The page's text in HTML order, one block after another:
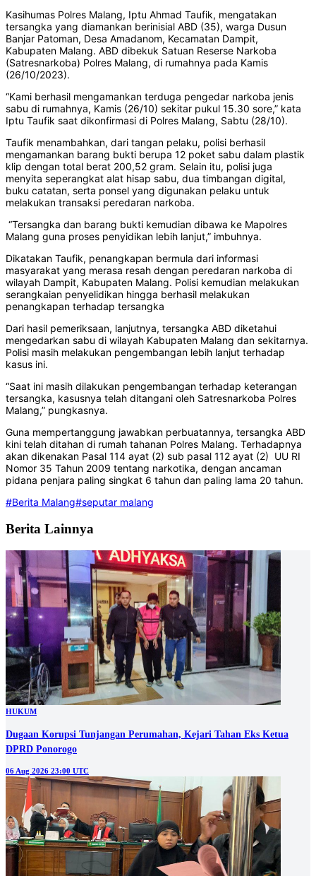
Kasihumas Polres Malang, Iptu Ahmad Taufik, mengatakan
tersangka yang diamankan berinisial ABD (35), warga Dusun
Banjar Patoman, Desa Amadanom, Kecamatan Dampit,
Kabupaten Malang. ABD dibekuk Satuan Reserse Narkoba
(Satresnarkoba) Polres Malang, di rumahnya pada Kamis
(26/10/2023).
“Kami berhasil mengamankan terduga pengedar narkoba jenis
sabu di rumahnya, Kamis (26/10) sekitar pukul 15.30 sore,” kata
Iptu Taufik saat dikonfirmasi di Polres Malang, Sabtu (28/10).
Taufik menambahkan, dari tangan pelaku, polisi berhasil
mengamankan barang bukti berupa 12 poket sabu dalam plastik
klip dengan total berat 200,52 gram. Selain itu, polisi juga
menyita seperangkat alat hisap sabu, dua timbangan digital,
buku catatan, serta ponsel yang digunakan pelaku untuk
melakukan transaksi peredaran narkoba.
“Tersangka dan barang bukti kemudian dibawa ke Mapolres
Malang guna proses penyidikan lebih lanjut,” imbuhnya.
Dikatakan Taufik, penangkapan bermula dari informasi
masyarakat yang merasa resah dengan peredaran narkoba di
wilayah Dampit, Kabupaten Malang. Polisi kemudian melakukan
serangkaian penyelidikan hingga berhasil melakukan
penangkapan terhadap tersangka
Dari hasil pemeriksaan, lanjutnya, tersangka ABD diketahui
mengedarkan sabu di wilayah Kabupaten Malang dan sekitarnya.
Polisi masih melakukan pengembangan lebih lanjut terhadap
kasus ini.
“Saat ini masih dilakukan pengembangan terhadap keterangan
tersangka, kasusnya telah ditangani oleh Satresnarkoba Polres
Malang,” pungkasnya.
Guna mempertanggung jawabkan perbuatannya, tersangka ABD
kini telah ditahan di rumah tahanan Polres Malang. Terhadapnya
akan dikenakan Pasal 114 ayat (2) sub pasal 112 ayat (2) UU RI
Nomor 35 Tahun 2009 tentang narkotika, dengan ancaman
pidana penjara paling singkat 6 tahun dan paling lama 20 tahun.
#Berita Malang#seputar malang
Berita Lainnya
HUKUM
Dugaan Korupsi Tunjangan Perumahan, Kejari Tahan Eks Ketua
DPRD Ponorogo
06 Aug 2026 23:00 UTC